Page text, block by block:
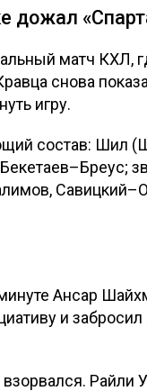
дожал
матч КХЛ,
снова
игру.
состав: Шил
Ансар
и